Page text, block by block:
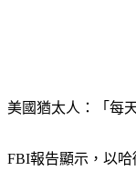
美國猶太人：「每
FBI報告顯示，以